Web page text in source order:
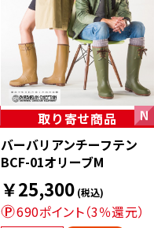
取り寄せ商品
バーバリアンチーフテン
BCF-01オリーブM
￥25,300 (税込)
690ポイント（3％還元）